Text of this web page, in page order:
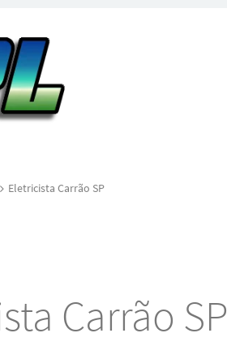
Eletricista Carrão SP
Carrão SP